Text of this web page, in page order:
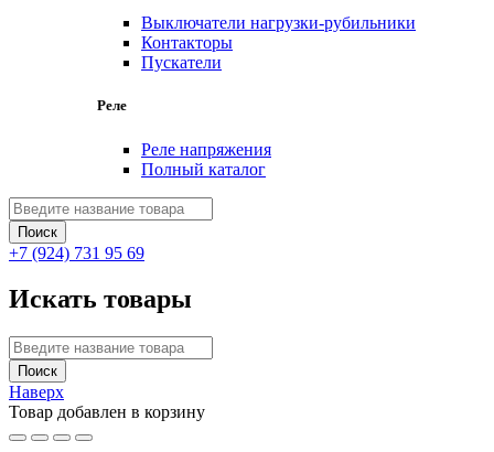
Выключатели нагрузки-рубильники
Контакторы
Пускатели
Реле
Реле напряжения
Полный каталог
+7 (924) 731 95 69
Искать товары
Наверх
Товар добавлен в корзину